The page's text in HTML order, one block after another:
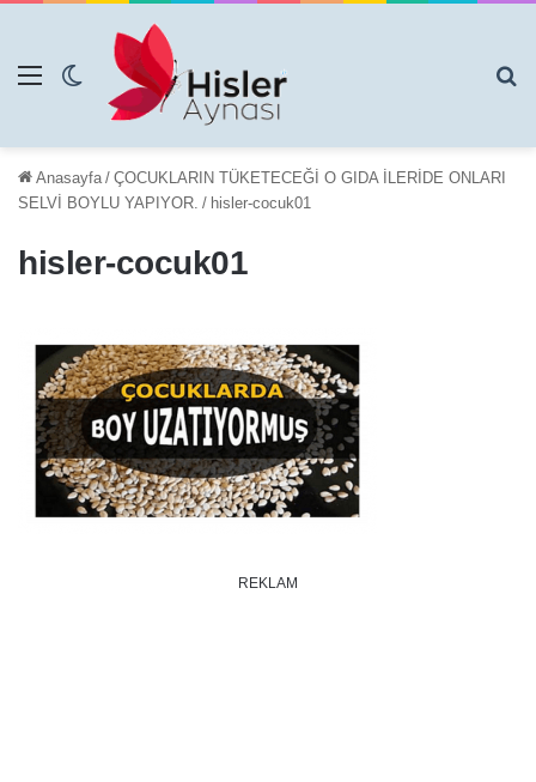
Menü Dış görünümü değiştir
Anasayfa / ÇOCUKLARIN TÜKETECEĞİ O GIDA İLERİDE ONLARI
SELVİ BOYLU YAPIYOR. / hisler-cocuk01
hisler-cocuk01
REKLAM